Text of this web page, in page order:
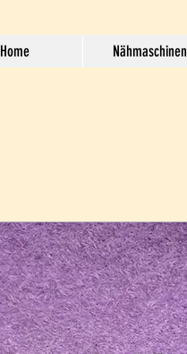
Home Nähmaschinen